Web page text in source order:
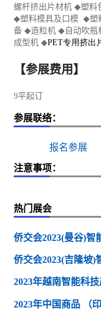
螺杆挤出片材机 ◆塑料
◆塑料模具及口模 ◆塑
备 ◆造粒机 ◆ 自动吹瓶
成型机 ◆PET专用挤出
【参展费用】
9平起订
参展联络：
报名参展
注意事项：
热门展会
侨交会2023(曼谷)智
侨交会2023(吉隆坡)
2023年越南智能科
2023年中国商品 （